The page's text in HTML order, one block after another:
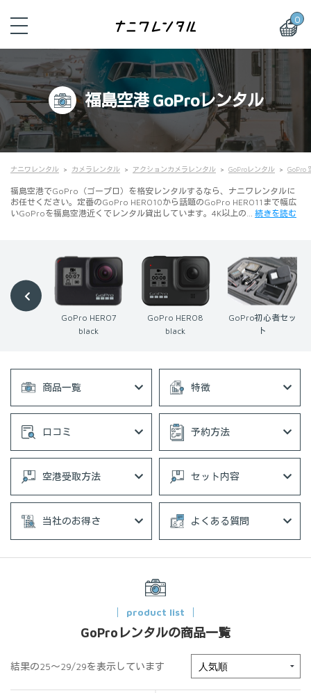
0
福島空港 GoProレンタル
ナニワレンタル カメラレンタル アクションカメラレンタル GoProレンタル GoPro
福島空港でGoPro（ゴープロ）を格安レンタルするなら、ナニワレンタルに
お任せください。定番のGoPro HERO10から話題のGoPro HERO11まで幅広
いGoProを福島空港近くでレンタル貸出しています。4K以上の… 続きを読む
GoPro HERO7
black
GoPro HERO8
black
GoPro初心者セッ
ト
商品一覧 特徴
口コミ 予約方法
空港受取方法 セット内容
当社のお得さ よくある質問
product list
GoProレンタルの商品一覧
結果の25～29/29を表示しています